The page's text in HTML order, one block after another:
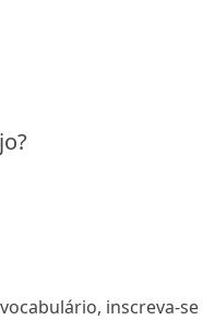
inscreva-se